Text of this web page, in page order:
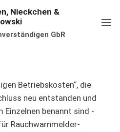
Nieckchen &
GbR
Betriebskosten“, die
neu entstanden und
benannt sind -
Rauchwarnmelder-